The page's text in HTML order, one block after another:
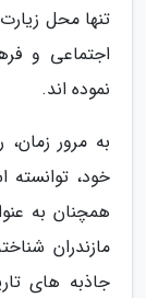
تنها محل
اجتماعی و
نموده اند.
به مرور
خود، توانسته
همچنان به
مازندران
جاذبه های